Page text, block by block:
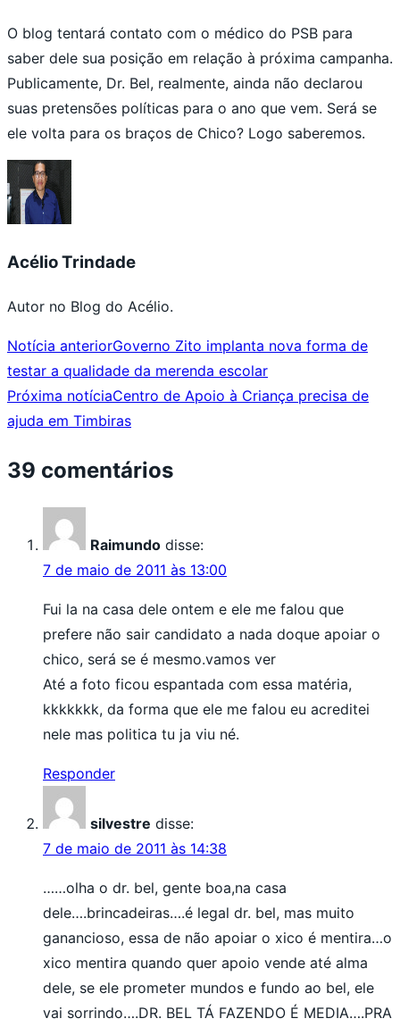
O blog tentará contato com o médico do PSB para
saber dele sua posição em relação à próxima campanha.
Publicamente, Dr. Bel, realmente, ainda não declarou
suas pretensões políticas para o ano que vem. Será se
ele volta para os braços de Chico? Logo saberemos.
Acélio Trindade
Autor no Blog do Acélio.
Notícia anteriorGoverno Zito implanta nova forma de
testar a qualidade da merenda escolar
Próxima notíciaCentro de Apoio à Criança precisa de
ajuda em Timbiras
39 comentários
Raimundo disse:
7 de maio de 2011 às 13:00
Fui la na casa dele ontem e ele me falou que
prefere não sair candidato a nada doque apoiar o
chico, será se é mesmo.vamos ver
Até a foto ficou espantada com essa matéria,
kkkkkkk, da forma que ele me falou eu acreditei
nele mas politica tu ja viu né.
Responder
silvestre disse:
7 de maio de 2011 às 14:38
……olha o dr. bel, gente boa,na casa
dele….brincadeiras….é legal dr. bel, mas muito
ganancioso, essa de não apoiar o xico é mentira…o
xico mentira quando quer apoio vende até alma
dele, se ele prometer mundos e fundo ao bel, ele
vai sorrindo….DR. BEL TÁ FAZENDO É MEDIA….PRA